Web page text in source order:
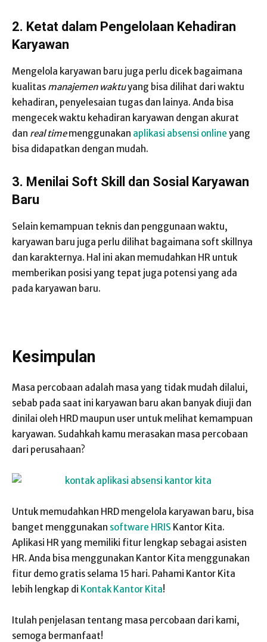
2. Ketat dalam Pengelolaan Kehadiran
Karyawan
Mengelola karyawan baru juga perlu dicek bagaimana
kualitas manajemen waktuyang bisa dilihat dari waktu
kehadiran, penyelesaian tugas dan lainya. Anda bisa
mengecek waktu kehadiran karyawan dengan akurat
dan real timemenggunakan aplikasi absensi online yang
bisa didapatkan dengan mudah.
3. Menilai Soft Skill dan Sosial Karyawan
Baru
Selain kemampuan teknis dan penggunaan waktu,
karyawan baru juga perlu dilihat bagaimana soft skillnya
dan karakternya. Hal ini akan memudahkan HR untuk
memberikan posisi yang tepat juga potensi yang ada
pada karyawan baru.
Kesimpulan
Masa percobaan adalah masa yang tidak mudah dilalui,
sebab pada saat ini karyawan baru akan banyak diuji dan
dinilai oleh HRD maupun user untuk melihat kemampuan
karyawan. Sudahkah kamu merasakan masa percobaan
dari perusahaan?
Untuk memudahkan HRD mengelola karyawan baru, bisa
banget menggunakan software HRIS Kantor Kita.
Aplikasi HR yang memiliki fitur lengkap sebagai asisten
HR. Anda bisa menggunakan Kantor Kita menggunakan
fitur demo gratis selama 15 hari. Pahami Kantor Kita
lebih lengkap di Kontak Kantor Kita!
Itulah penjelasan tentang masa percobaan dari kami,
semoga bermanfaat!